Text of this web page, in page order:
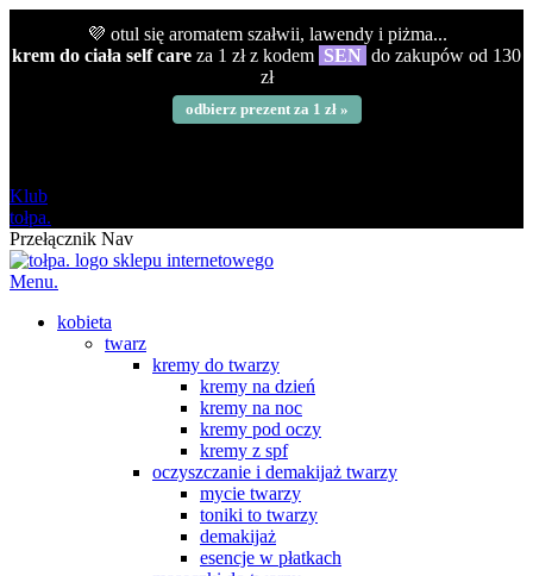
💜 otul się aromatem szałwii, lawendy i piżma...
krem do ciała self care za 1 zł z kodem SEN do zakupów od 130
zł
odbierz prezent za 1 zł »
Klub
tołpa.
Przełącznik Nav
Menu.
kobieta
twarz
kremy do twarzy
kremy na dzień
kremy na noc
kremy pod oczy
kremy z spf
oczyszczanie i demakijaż twarzy
mycie twarzy
toniki to twarzy
demakijaż
esencje w płatkach